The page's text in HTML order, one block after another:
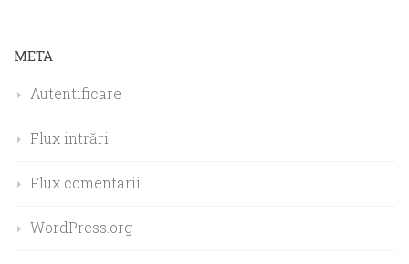
META
Autentificare
Flux intrări
Flux comentarii
WordPress.org